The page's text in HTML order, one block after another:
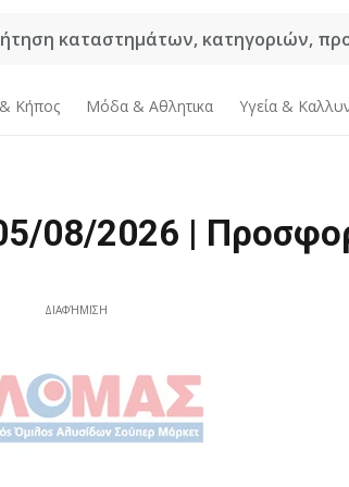
καταστημάτων, κατηγοριών,
& Κήπος Μόδα & Aθλητικα Υγεία &
08/2026 |
ΔΙΑΦΉΜΙΣΗ